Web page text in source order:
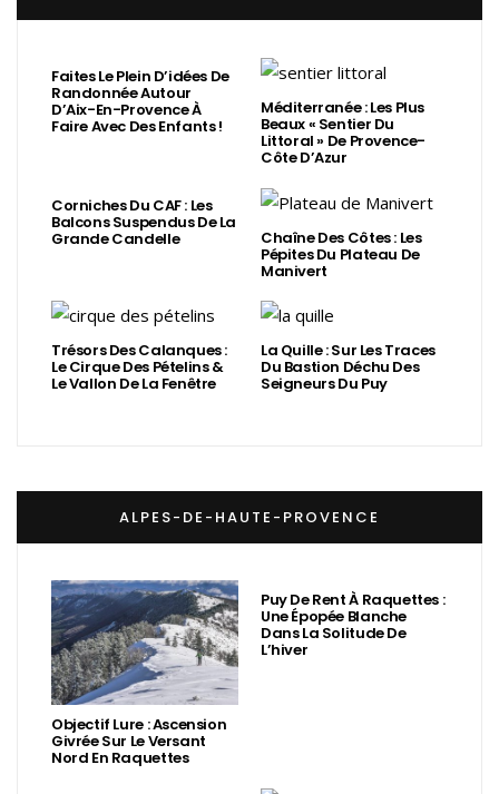
Faites Le Plein D’idées De
Randonnée Autour
D’Aix-En-Provence À
Faire Avec Des Enfants !
Méditerranée : Les Plus
Beaux « Sentier Du
Littoral » De Provence-
Côte D’Azur
Corniches Du CAF : Les
Balcons Suspendus De La
Grande Candelle Chaîne Des Côtes : Les
Pépites Du Plateau De
Manivert
Trésors Des Calanques :
Le Cirque Des Pételins &
Le Vallon De La Fenêtre
La Quille : Sur Les Traces
Du Bastion Déchu Des
Seigneurs Du Puy
ALPES-DE-HAUTE-PROVENCE
Objectif Lure : Ascension
Givrée Sur Le Versant
Nord En Raquettes
Puy De Rent À Raquettes :
Une Épopée Blanche
Dans La Solitude De
L’hiver